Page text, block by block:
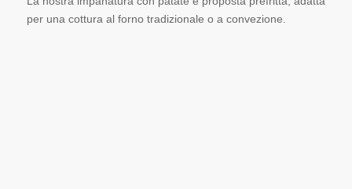
per una cottura al forno tradizionale o a convezione.